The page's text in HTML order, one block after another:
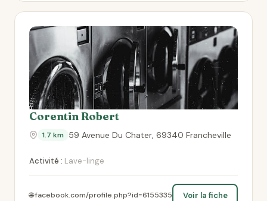
Corentin Robert
1.7 km 59 Avenue Du Chater, 69340 Francheville
Activité : Lave-linge
🌐 facebook.com/profile.php?id=6155335 Voir la fiche